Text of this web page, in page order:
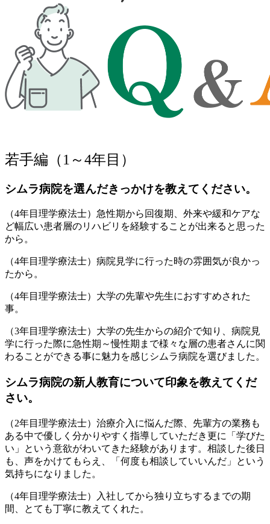
若手編（1～4年目）
シムラ病院を選んだきっかけを教えてください。
（4年目理学療法士）急性期から回復期、外来や緩和ケアな
ど幅広い患者層のリハビリを経験することが出来ると思った
から。
（4年目理学療法士）病院見学に行った時の雰囲気が良かっ
たから。
（4年目理学療法士）大学の先輩や先生におすすめされた
事。
（3年目理学療法士）大学の先生からの紹介で知り、病院見
学に行った際に急性期～慢性期まで様々な層の患者さんに関
わることができる事に魅力を感じシムラ病院を選びました。
シムラ病院の新人教育について印象を教えてくだ
さい。
（2年目理学療法士）治療介入に悩んだ際、先輩方の業務も
ある中で優しく分かりやすく指導していただき更に「学びた
い」という意欲がわいてきた経験があります。相談した後日
も、声をかけてもらえ、「何度も相談していいんだ」という
気持ちになりました。
（4年目理学療法士）入社してから独り立ちするまでの期
間、とても丁寧に教えてくれた。